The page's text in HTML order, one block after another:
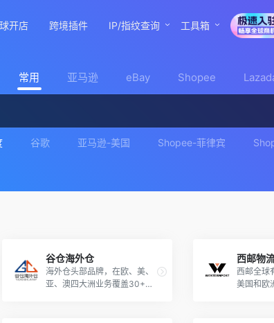
开店 跨境插件 IP/指纹查询 工具箱
常用 亚马逊 eBay Shopee
谷歌 亚马逊-美国 Shopee-菲律宾
谷仓海外仓
海外仓头部品牌，在欧、美、
亚、澳四大洲业务覆盖30+国
西邮物
西邮全球
美国和欧